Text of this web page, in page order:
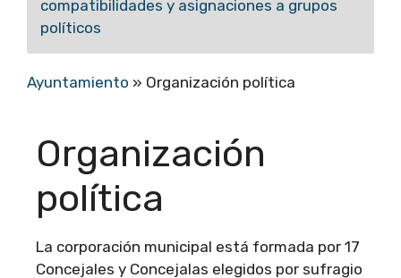
Ayuntamiento » Organización política
Organización
política
La corporación municipal está formada por 17
Concejales y Concejalas elegidos por sufragio
compatibilidades y asignaciones a grupos
políticos